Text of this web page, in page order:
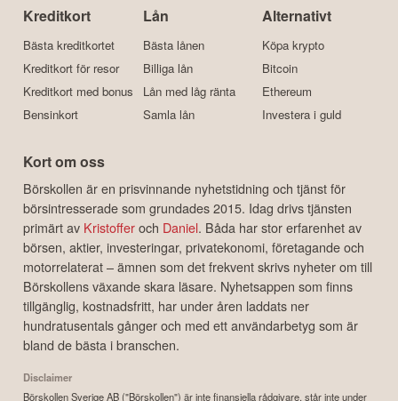
Kreditkort
Bästa kreditkortet
Kreditkort för resor
Kreditkort med bonus
Bensinkort
Lån
Bästa lånen
Billiga lån
Lån med låg ränta
Samla lån
Alternativt
Köpa krypto
Bitcoin
Ethereum
Investera i guld
Kort om oss
Börskollen är en prisvinnande nyhetstidning och tjänst för
börsintresserade som grundades 2015. Idag drivs tjänsten
primärt av Kristofferoch Daniel. Båda har stor erfarenhet av
börsen, aktier, investeringar, privatekonomi, företagande och
motorrelaterat – ämnen som det frekvent skrivs nyheter om till
Börskollens växande skara läsare. Nyhetsappen som finns
tillgänglig, kostnadsfritt, har under åren laddats ner
hundratusentals gånger och med ett användarbetyg som är
bland de bästa i branschen.
Disclaimer
Börskollen Sverige AB ("Börskollen") är inte finansiella rådgivare, står inte under